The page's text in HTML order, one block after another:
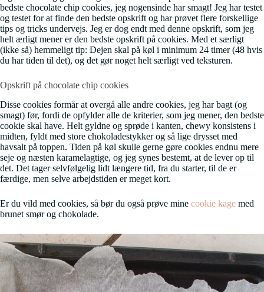
bedste chocolate chip cookies, jeg nogensinde har smagt! Jeg har testet
og testet for at finde den bedste opskrift og har prøvet flere forskellige
tips og tricks undervejs. Jeg er dog endt med denne opskrift, som jeg
helt ærligt mener er den bedste opskrift på cookies. Med et særligt
(ikke så) hemmeligt tip: Dejen skal på køl i minimum 24 timer (48 hvis
du har tiden til det), og det gør noget helt særligt ved teksturen.
Opskrift på chocolate chip cookies
Disse cookies formår at overgå alle andre cookies, jeg har bagt (og
smagt) før, fordi de opfylder alle de kriterier, som jeg mener, den bedste
cookie skal have. Helt gyldne og sprøde i kanten, chewy konsistens i
midten, fyldt med store chokoladestykker og så lige drysset med
havsalt på toppen. Tiden på køl skulle gerne gøre cookies endnu mere
seje og næsten karamelagtige, og jeg synes bestemt, at de lever op til
det. Det tager selvfølgelig lidt længere tid, fra du starter, til de er
færdige, men selve arbejdstiden er meget kort.
Er du vild med cookies, så bør du også prøve mine cookie kage med
brunet smør og chokolade.